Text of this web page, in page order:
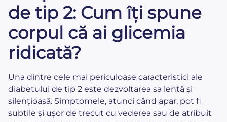
de tip 2: Cum îți spune
corpul că ai glicemia
ridicată?
Una dintre cele mai periculoase caracteristici ale
diabetului de tip 2 este dezvoltarea sa lentă și
silențioasă. Simptomele, atunci când apar, pot fi
subtile și ușor de trecut cu vederea sau de atribuit